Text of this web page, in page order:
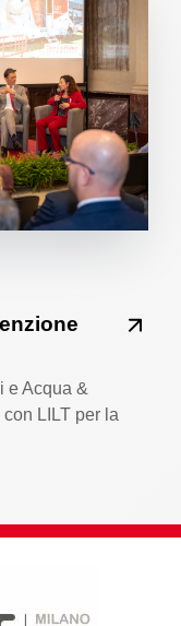
e Acqua &
LILT per la